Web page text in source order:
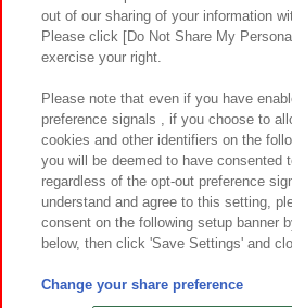
プライバシーポリシー ウェブアクセ
お取引先さまとともに
カスタマーハラスメント対応方針 よく
©Bandai Namco
©Bandai Namco
out of our sharing of your information
Please click [Do Not Share My
exercise your right.
Please note that even if you have
preference signals , if you choose to
cookies and other identifiers on the
you will be deemed to have consented
regardless of the opt-out preference
understand and agree to this setting,
consent on the following setup banner
below, then click 'Save Settings' and
Change your share preference